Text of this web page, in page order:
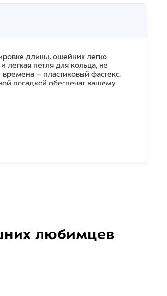
длины, ошейник легко
легкая петля для кольца, не
времена – пластиковый фастекс.
посадкой обеспечат вашему
любимцев